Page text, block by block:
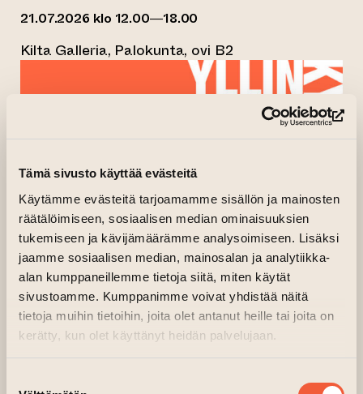
Tämä sivusto käyttää evästeitä
Käytämme evästeitä tarjoamamme sisällön ja mainosten
räätälöimiseen, sosiaalisen median ominaisuuksien
tukemiseen ja kävijämäärämme analysoimiseen. Lisäksi
jaamme sosiaalisen median, mainosalan ja analytiikka-
alan kumppaneillemme tietoja siitä, miten käytät
sivustoamme. Kumppanimme voivat yhdistää näitä
tietoja muihin tietoihin, joita olet antanut heille tai joita on
kerätty, kun olet käyttänyt heidän palvelujaan.
21.07.2026 klo 12.00—18.00
Kilta Galleria, Palokunta, ovi B2